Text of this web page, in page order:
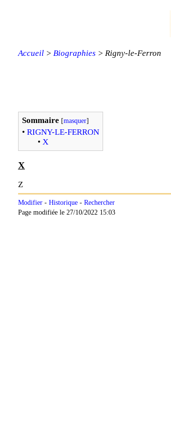
Accueil> Biographies > Rigny-le-Ferron
Sommaire [masquer]
• RIGNY-LE-FERRON
• X
X
Z
Modifier- Historique- Rechercher
Page modifiée le 27/10/2022 15:03